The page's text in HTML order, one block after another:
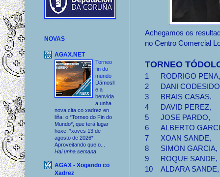
Achegamos os
no Centro Comercial
TORNEO
1
RODRIGO
2
DANI
3
BRAIS CASAS,
4
DAVID PEREZ,
5
JOSE PARDO,
6
ALBERTO
7
XOAN SANDE,
8
SIMON GARCIA,
9
ROQUE SANDE,
10
ALDARA
NOVAS
AGAX.NET
Torneo
fin do
mundo -
Dámosll
e a
benvida
a unha
nova cita co xadrez en
liña: o *Torneo do Fin do
Mundo*, que terá lugar
hoxe, *xoves 13 de
agosto de 2026*.
Aproveitando que o...
Hai unha semana
AGAX - Xogando co
Xadrez